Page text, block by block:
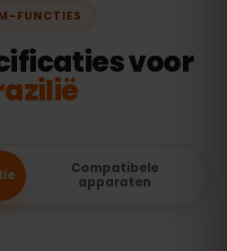
FUNCTIES
voor
Compatibele
apparaten